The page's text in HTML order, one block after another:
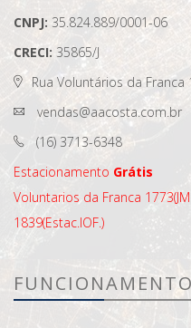
CNPJ: 35.824.889/0001-06
CRECI: 35865/J
Rua Voluntários da Franca
vendas@aacosta.com.br
(16) 3713-6348
Estacionamento Grátis
Voluntarios da Franca
1839(Estac.IOF.)
FUNCIONAMENTO